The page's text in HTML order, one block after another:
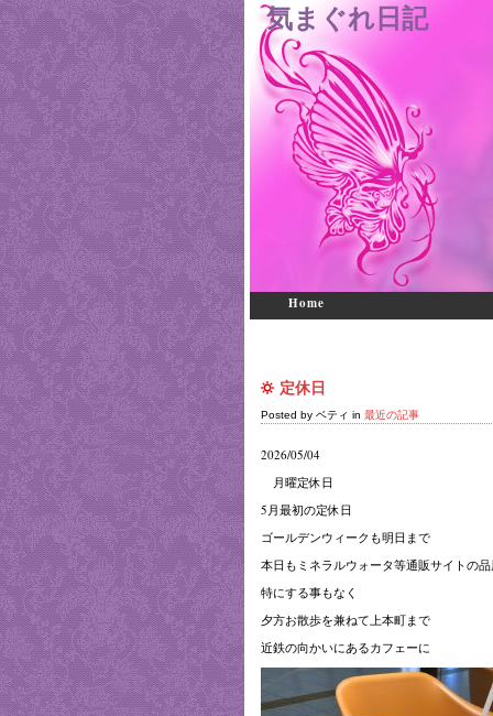
気まぐれ日記
Home
定休日
Posted by ベティ in 最近の記事
2026/05/04
月曜定休日
5月最初の定休日
ゴールデンウィークも明日まで
本日もミネラルウォータ等通販サイトの
特にする事もなく
夕方お散歩を兼ねて上本町まで
近鉄の向かいにあるカフェーに